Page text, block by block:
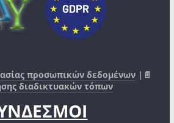
προσωπικών δεδομένων |📄
διαδικτυακών τόπων